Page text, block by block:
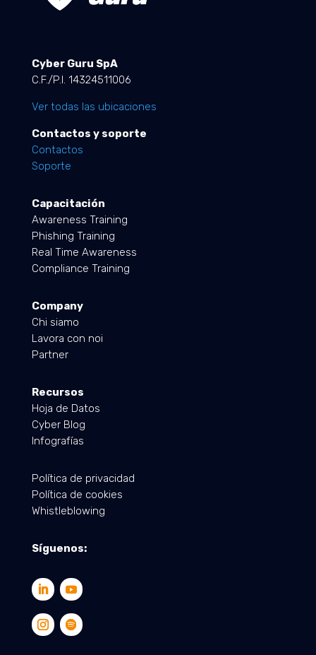
Cyber Guru SpA
C.F./P.I. 14324511006
Ver todas las ubicaciones
Contactos y soporte
Contactos
Soporte
Capacitación
Awareness Training
Phishing Training
Real Time Awareness
Compliance Training
Company
Chi siamo
Lavora con noi
Partner
Recursos
Hoja de Datos
Cyber Blog
Infografías
Política de privacidad
Política de cookies
Whistleblowing
Síguenos: